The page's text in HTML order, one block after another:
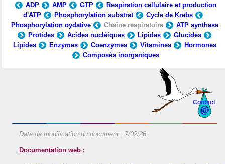
ADP
AMP GTP
Respiration cellulaire et production
d'ATP
Phosphorylation substrat
Cycle de Krebs
Phosphorylation oydative
Chaîne respiratoire
ATP synthase
Protides
Acides nucléiques Lipides
Glucides
Lipides
Enzymes Coenzymes Vitamines
Hormones
Composés inorganiques
Contact
Date de modification du document : 7/02/26
Documentation web :